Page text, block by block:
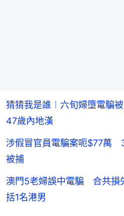
猜猜我是誰︱六旬婦墮電騙
47歲內地漢
涉假冒官員電騙案呃$77萬
被捕
澳門5老婦誤中電騙 合共
括1名港男